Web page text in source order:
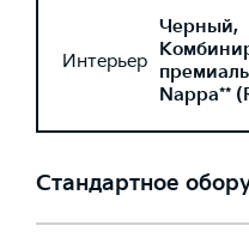
Интерьер
Черный,
Nappa**
Стандартное